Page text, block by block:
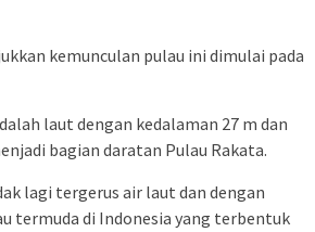
kemunculan pulau ini dimulai pada
laut dengan kedalaman 27 m dan
bagian daratan Pulau Rakata.
lagi tergerus air laut dan dengan
termuda di Indonesia yang terbentuk